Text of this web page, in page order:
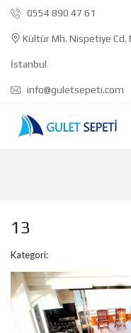
0554 890 47 61
Kültür Mh. Nispetiye
İstanbul
info@guletsepeti.com
13
Kategori: